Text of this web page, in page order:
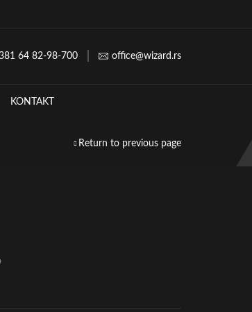
64 82-98-700 office@wizard.rs
KONTAKT
Return to previous page